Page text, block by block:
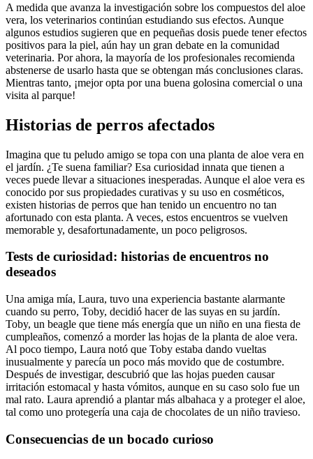
A medida que avanza la investigación sobre los compuestos del aloe
vera, los veterinarios continúan estudiando sus efectos. Aunque
algunos estudios sugieren que en pequeñas dosis puede tener efectos
positivos para la piel, aún hay un gran debate en la comunidad
veterinaria. Por ahora, la mayoría de los profesionales recomienda
abstenerse de usarlo hasta que se obtengan más conclusiones claras.
Mientras tanto, ¡mejor opta por una buena golosina comercial o una
visita al parque!
Historias de perros afectados
Imagina que tu peludo amigo se topa con una planta de aloe vera en
el jardín. ¿Te suena familiar? Esa curiosidad innata que tienen a
veces puede llevar a situaciones inesperadas. Aunque el aloe vera es
conocido por sus propiedades curativas y su uso en cosméticos,
existen historias de perros que han tenido un encuentro no tan
afortunado con esta planta. A veces, estos encuentros se vuelven
memorable y, desafortunadamente, un poco peligrosos.
Tests de curiosidad: historias de encuentros no
deseados
Una amiga mía, Laura, tuvo una experiencia bastante alarmante
cuando su perro, Toby, decidió hacer de las suyas en su jardín.
Toby, un beagle que tiene más energía que un niño en una fiesta de
cumpleaños, comenzó a morder las hojas de la planta de aloe vera.
Al poco tiempo, Laura notó que Toby estaba dando vueltas
inusualmente y parecía un poco más movido que de costumbre.
Después de investigar, descubrió que las hojas pueden causar
irritación estomacal y hasta vómitos, aunque en su caso solo fue un
mal rato. Laura aprendió a plantar más albahaca y a proteger el aloe,
tal como uno protegería una caja de chocolates de un niño travieso.
Consecuencias de un bocado curioso